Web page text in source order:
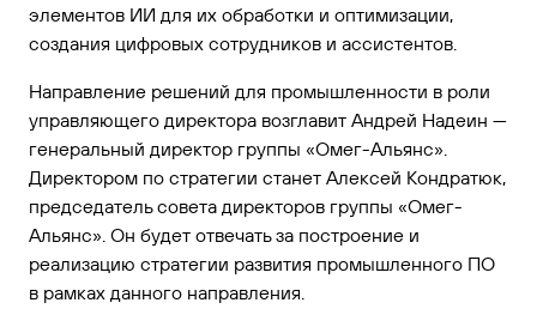
элементов ИИ для их обработки и оптимизации,
создания цифровых сотрудников и ассистентов.
Направление решений для промышленности в роли
управляющего директора возглавит Андрей Надеин —
генеральный директор группы «Омег-Альянс».
Директором по стратегии станет Алексей Кондратюк,
председатель совета директоров группы «Омег-
Альянс». Он будет отвечать за построение и
реализацию стратегии развития промышленного ПО
в рамках данного направления.